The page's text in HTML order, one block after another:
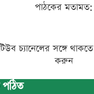
পাঠকের মতামত:
চ্যানেলের সঙ্গে থাকতে
করুন
পঠিত